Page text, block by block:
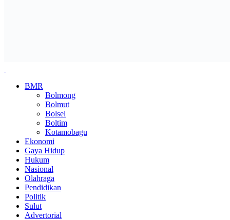
BMR
Bolmong
Bolmut
Bolsel
Boltim
Kotamobagu
Ekonomi
Gaya Hidup
Hukum
Nasional
Olahraga
Pendidikan
Politik
Sulut
Advertorial